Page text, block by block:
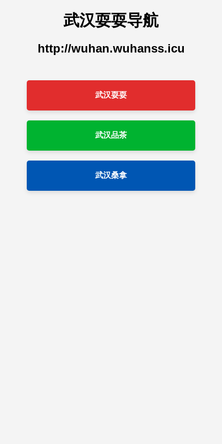
武汉耍耍导航
http://wuhan.wuhanss.icu
武汉耍耍
武汉品茶
武汉桑拿